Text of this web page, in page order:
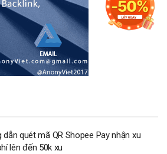
dẫn quét mã QR Shopee Pay nhận xu
lên đến 50k xu